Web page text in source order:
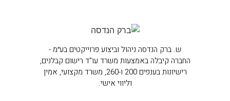
ש. ברק הנדסה ניהול וביצוע פרוייקטים בע״מ -
החברה קיבלה באמצעות משרד עו"ד רישום קבלנים,
רישיונות בענפים 200 ו-260, משרד מקצועי, אמין
וליווי אישי.